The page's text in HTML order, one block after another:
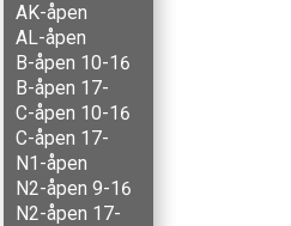
AK-åpen
AL-åpen
B-åpen 10-16
B-åpen 17-
C-åpen 10-16
C-åpen 17-
N1-åpen
N2-åpen 9-16
N2-åpen 17-